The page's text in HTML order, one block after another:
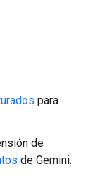
para
de
de Gemini.